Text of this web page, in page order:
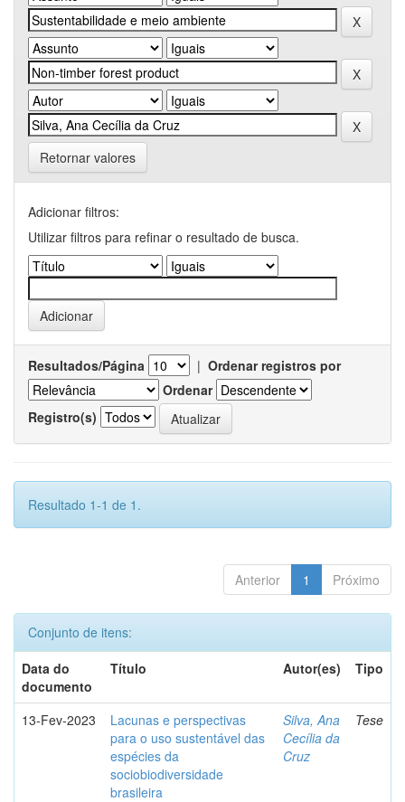
Retornar valores
Adicionar filtros:
Utilizar filtros para refinar o resultado de busca.
Resultados/Página | Ordenar registros por
Ordenar
Registro(s)
Resultado 1-1 de 1.
Anterior 1 Próximo
Conjunto de itens:
Data do
documento
Título Autor(es) Tipo
13-Fev-2023
Lacunas e perspectivas
para o uso sustentável das
espécies da
sociobiodiversidade
brasileira
Silva, Ana
Cecília da
Cruz
Tese